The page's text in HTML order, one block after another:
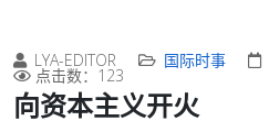
LYA-EDITOR 国际时事
点击数：123
向资本主义开火